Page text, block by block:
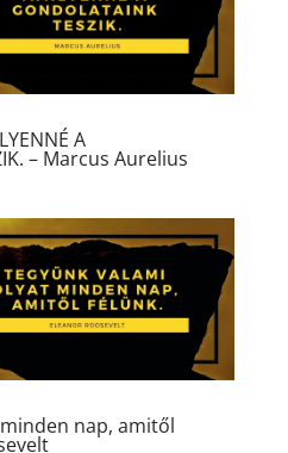
A
– Marcus Aurelius
nap, amitől